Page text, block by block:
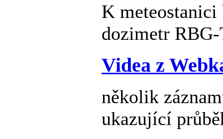
K
dozimetr
Videa z
několik
ukazující